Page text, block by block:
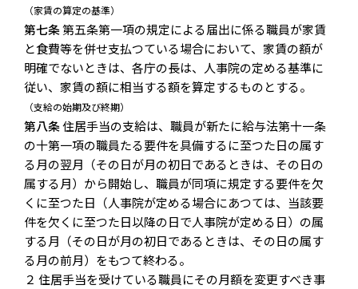
（家賃の算定の基準）
第七条第五条第一項の規定による届出に係る職員が家賃
と食費等を併せ支払つている場合において、家賃の額が
明確でないときは、各庁の長は、人事院の定める基準に
従い、家賃の額に相当する額を算定するものとする。
（支給の始期及び終期）
第八条住居手当の支給は、職員が新たに給与法第十一条
の十第一項の職員たる要件を具備するに至つた日の属す
る月の翌月（その日が月の初日であるときは、その日の
属する月）から開始し、職員が同項に規定する要件を欠
くに至つた日（人事院が定める場合にあつては、当該要
件を欠くに至つた日以降の日で人事院が定める日）の属
する月（その日が月の初日であるときは、その日の属す
る月の前月）をもつて終わる。
２ 住居手当を受けている職員にその月額を変更すべき事